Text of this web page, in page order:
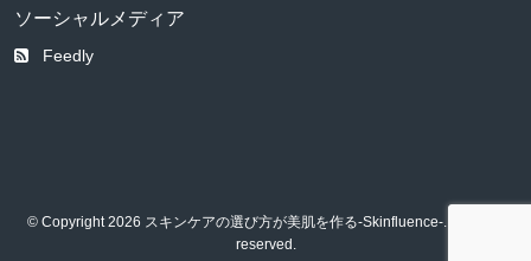
ソーシャルメディア
Feedly
© Copyright 2026 スキンケアの選び方が美肌を作る-Skinfluence-. All rights
reserved.